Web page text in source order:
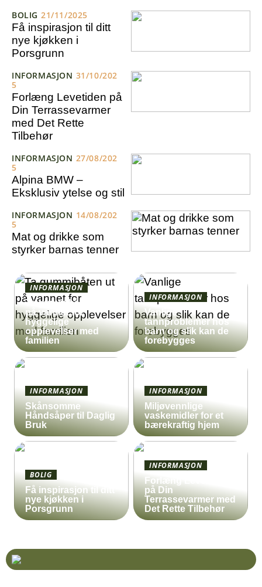
BOLIG 21/11/2025
Få inspirasjon til ditt
nye kjøkken i
Porsgrunn
INFORMASJON 31/10/202
5
Forlæng Levetiden på
Din Terrassevarmer
med Det Rette
Tilbehør
INFORMASJON 27/08/202
5
Alpina BMW –
Eksklusiv ytelse og stil
INFORMASJON 14/08/202
5
Mat og drikke som
styrker barnas tenner
INFORMASJON
Ta gummibåten ut
på vannet for
hyggelige
opplevelser med
familien
INFORMASJON
Vanlige
tannproblemer hos
barn og slik kan de
forebygges
INFORMASJON
Skånsomme
Håndsåper til Daglig
Bruk
INFORMASJON
Miljøvennlige
vaskemidler for et
bærekraftig hjem
BOLIG
Få inspirasjon til ditt
nye kjøkken i
Porsgrunn
INFORMASJON
Forlæng Levetiden
på Din
Terrassevarmer med
Det Rette Tilbehør